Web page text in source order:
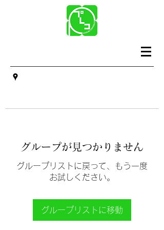
グループが見つかりません
グループリストに戻って、もう一度
お試しください。
グループリストに移動